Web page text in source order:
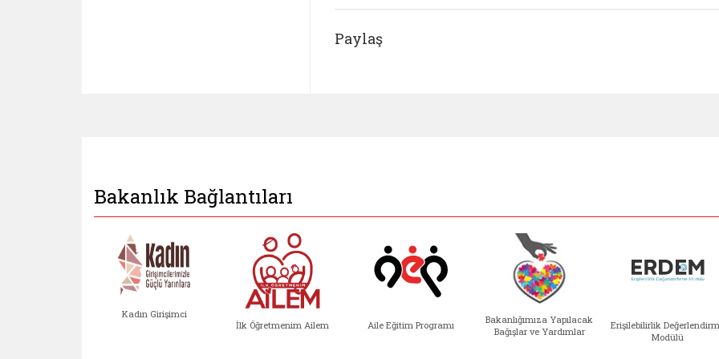
Paylaş
Bakanlık Bağlantıları
Kadın Girişimci
İlk Öğretmenim Ailem Aile Eğitim Programı
Bakanlığımıza Yapılacak
Bağışlar ve Yardımlar
Erişilebilirlik
Modülü